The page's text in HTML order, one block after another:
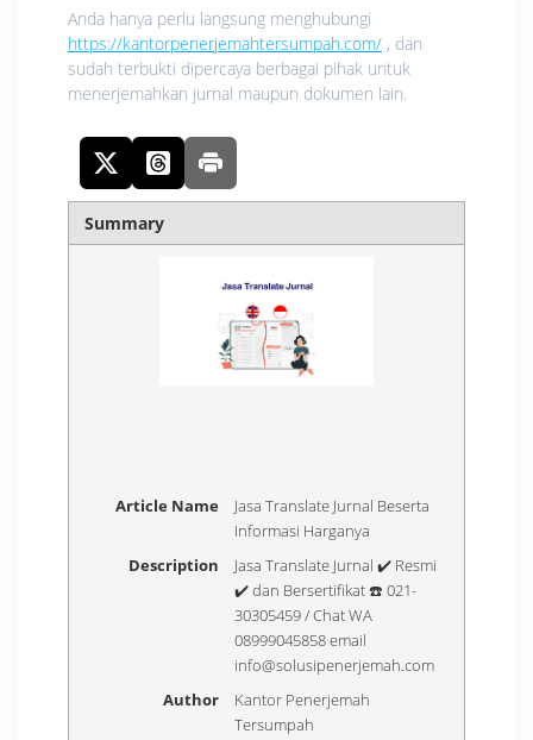
Anda hanya perlu langsung menghubungi
https://kantorpenerjemahtersumpah.com/ , dan
sudah terbukti dipercaya berbagai pihak untuk
menerjemahkan jurnal maupun dokumen lain.
Summary
Article Name
Jasa Translate Jurnal Beserta
Informasi Harganya
Description
Jasa Translate Jurnal ✔️ Resmi
✔️ dan Bersertifikat ☎️ 021-
30305459 / Chat WA
08999045858 email
info@solusipenerjemah.com
Author
Kantor Penerjemah
Tersumpah